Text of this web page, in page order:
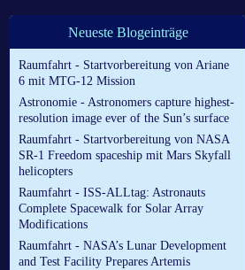
Neueste Blogeinträge
Raumfahrt - Startvorbereitung von Ariane
6 mit MTG-12 Mission
Astronomie - Astronomers capture highest-
resolution image ever of the Sun’s surface
Raumfahrt - Startvorbereitung von NASA
SR-1 Freedom spaceship mit Mars Skyfall
helicopters
Raumfahrt - ISS-ALLtag: Astronauts
Complete Spacewalk for Solar Array
Modifications
Raumfahrt - NASA’s Lunar Development
and Test Facility Prepares Artemis